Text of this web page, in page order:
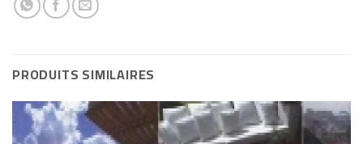
PRODUITS SIMILAIRES